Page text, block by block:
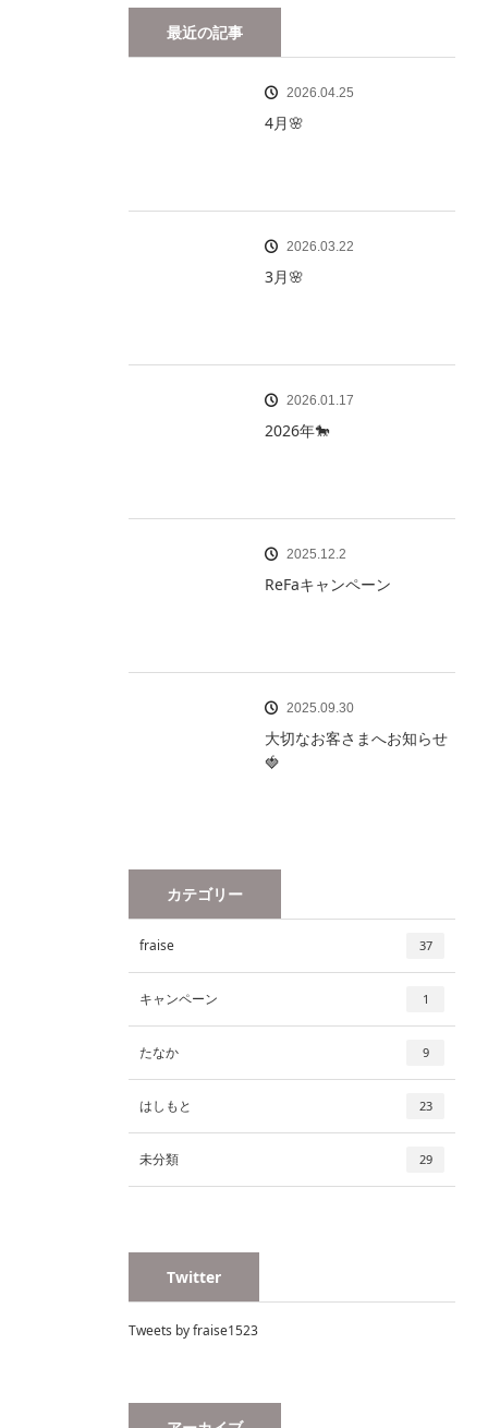
最近の記事
2026.04.25
4月🌸
2026.03.22
3月🌸
2026.01.17
2026年🐎
2025.12.2
ReFaキャンペーン
2025.09.30
大切なお客さまへお知らせ
🍓
カテゴリー
fraise 37
キャンペーン 1
たなか 9
はしもと 23
未分類 29
Twitter
Tweets by fraise1523